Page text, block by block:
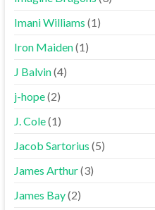
Imani Williams (1)
Iron Maiden(1)
J Balvin(4)
j-hope(2)
J. Cole(1)
Jacob Sartorius (5)
James Arthur(3)
James Bay(2)